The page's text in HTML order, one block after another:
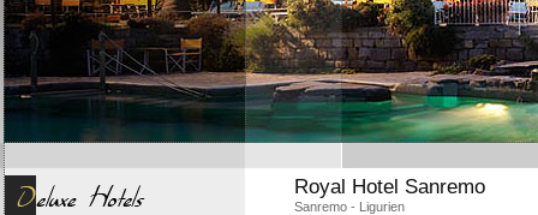
Royal Hotel Sanremo
Sanremo - Ligurien